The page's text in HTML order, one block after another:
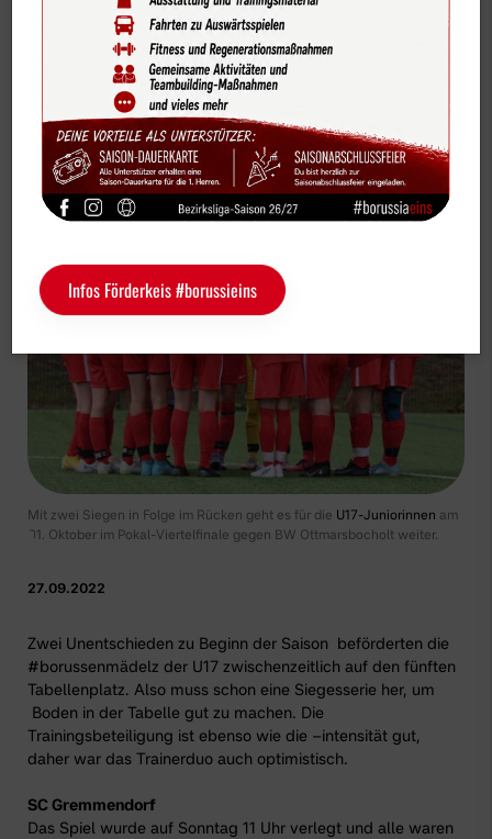
Vereinsnews #borussenmädelz
U17 Mädels mit überzeugenden Auftritten
Mit zwei Siegen in Folge im Rücken geht es für die U17-Juniorinnen am
01. Oktober im Pokal-Viertelfinale gegen BW Ottmarsbocholt weiter.
27.09.2022
Zwei Unentschieden zu Beginn der Saison beförderten die
#borussenmädelz der U17 zwischenzeitlich auf den fünften
Tabellenplatz. Also muss schon eine Siegesserie her, um
Boden in der Tabelle gut zu machen. Die
Trainingsbeteiligung ist ebenso wie die –intensität gut,
daher war das Trainerduo auch optimistisch.
SC Gremmendorf
Das Spiel wurde auf Sonntag 11 Uhr verlegt und alle waren
Bildergalerien
Vereinskalender
Sportdeutschland-News
Das LSB-Magazin "Wir im Sport"
Sponsoren
Kontakt
Schulengel Instagram YouTube
Infos Förderkeis #borussieins